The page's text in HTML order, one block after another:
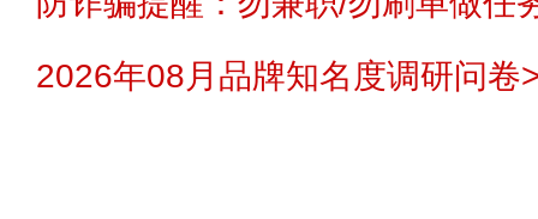
2026年08月品牌知名度调研问卷